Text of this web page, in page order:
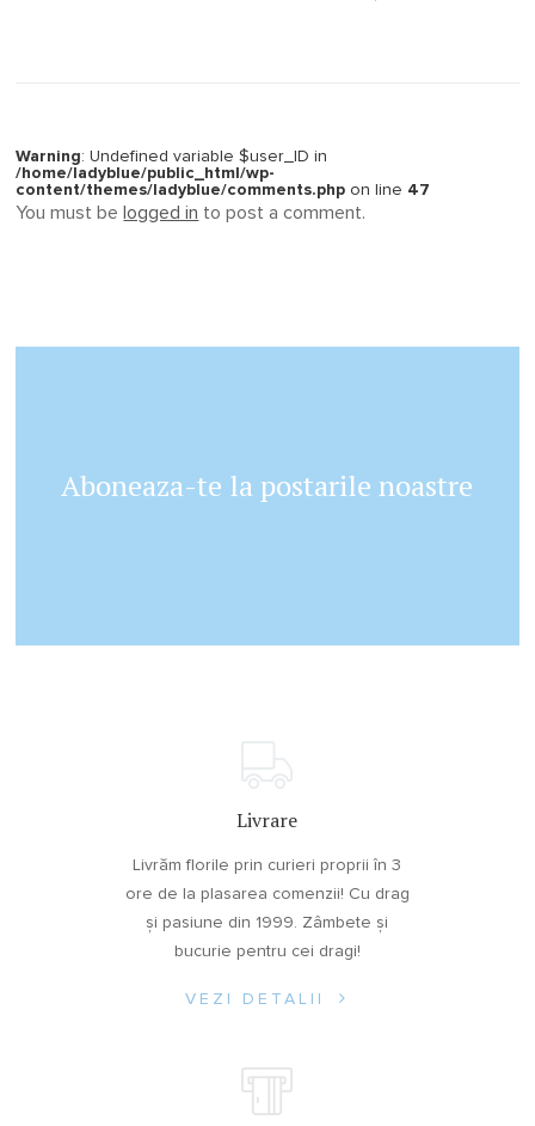
Warning: Undefined variable $user_ID in
/home/ladyblue/public_html/wp-
content/themes/ladyblue/comments.php on line 47
You must be logged in to post a comment.
Aboneaza-te la postarile noastre
Livrare
Livrăm florile prin curieri proprii în 3
ore de la plasarea comenzii! Cu drag
și pasiune din 1999. Zâmbete și
bucurie pentru cei dragi!
VEZI DETALII